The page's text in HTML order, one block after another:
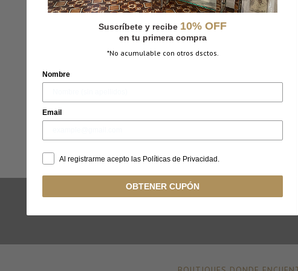
Suscríbete y recibe 10% OFF
en tu primera compra
*No acumulable con otros dsctos.
Nombre
Email
Al registrarme acepto las Políticas de Privacidad.
OBTENER CUPÓN